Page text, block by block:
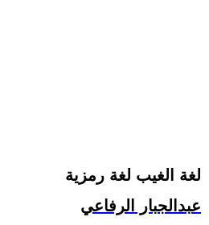
لغة الغيب لغة رمزية
عبدالجبار الرفاعي